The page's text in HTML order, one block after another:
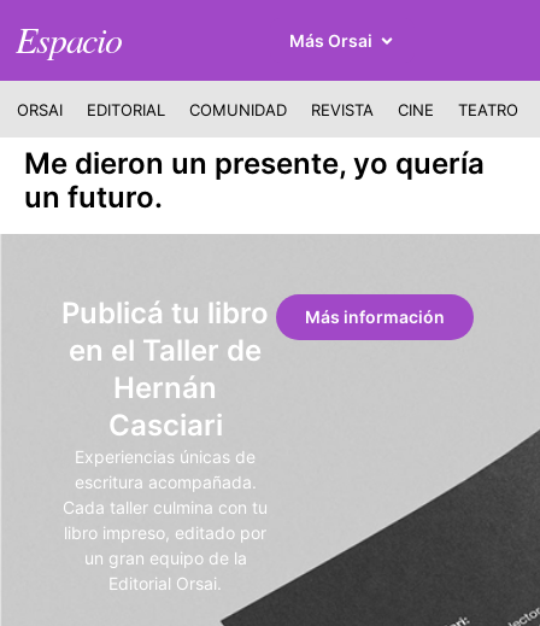
Espacio Más Orsai
ORSAI EDITORIAL COMUNIDAD REVISTA CINE TEATRO
Me dieron un presente, yo quería
un futuro.
Publicá tu libro
en el Taller de
Hernán
Casciari
Experiencias únicas de
escritura acompañada.
Cada taller culmina con tu
libro impreso, editado por
un gran equipo de la
Editorial Orsai.
Más información